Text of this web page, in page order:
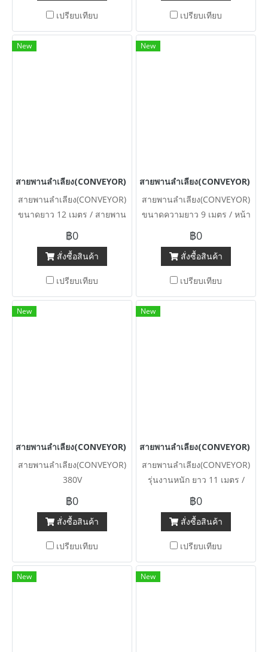
แข็งแรงรุ่นงานหนัก สภาพใหม่
เปรียบเทียบ เปรียบเทียบ
New
สายพานลำเลียง(CONVEYOR) ขนาดยาว 12 เมตร / สายพานบั้งแบ
สายพานลำเลียง(CONVEYOR)
ขนาดยาว 12 เมตร / สายพาน
บั้งแบบพื้นเรียบ หน้ากว้าง 60
cm ฐานปรับระดับสูงต่ำได้
380V
฿0
สั่งซื้อสินค้า
เปรียบเทียบ
New
สายพานลำเลียง(CONVEYOR) ข
สายพานลำเลียง(CONVEYOR)
ขนาดความยาว 9 เมตร / หน้า
กว้าง 50 cm / แบบพื้นเรียบ
380V
฿0
สั่งซื้อสินค้า
เปรียบเทียบ
New
สายพานลำเลียง(CONVEYOR) 380V
สายพานลำเลียง(CONVEYOR)
380V
฿0
สั่งซื้อสินค้า
เปรียบเทียบ
New
สายพานลำเลียง(CONVEYOR) รุ่
สายพานลำเลียง(CONVEYOR)
รุ่นงานหนัก ยาว 11 เมตร /
หน้าสายพานแบบเรียบ 50 cm /
ปลายสูงต่ำปรับได้ 280~350
cm / เกียร์ต้นกำลัง 15 HP
380V
฿0
สั่งซื้อสินค้า
เปรียบเทียบ
New New